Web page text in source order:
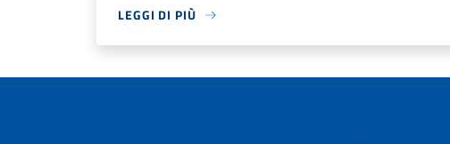
LEGGI DI PIÙ